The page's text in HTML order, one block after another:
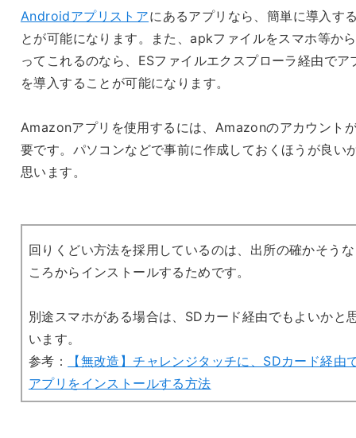
Androidアプリストアにあるアプリなら、簡単に導入す
とが可能になります。また、apkファイルをスマホ等か
ってこれるのなら、ESファイルエクスプローラ経由でア
を導入することが可能になります。
Amazonアプリを使用するには、Amazonのアカウント
要です。パソコンなどで事前に作成しておくほうが良い
思います。
回りくどい方法を採用しているのは、出所の確かそう
ころからインストールするためです。
別途スマホがある場合は、SDカード経由でもよいかと
います。
参考：
【無改造】チャレンジタッチに、SDカード経由
アプリをインストールする方法